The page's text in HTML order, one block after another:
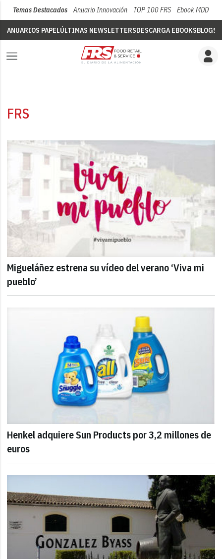
Temas Destacados Anuario Innovación TOP 100 FRS Ebook MDD
ANUARIOS PAPELÚLTIMAS NEWSLETTERSDESCARGA EBOOKSBLOGS
FRS
Migueláñez estrena su vídeo del verano ‘Viva mi
pueblo’
Henkel adquiere Sun Products por 3,2 millones de
euros